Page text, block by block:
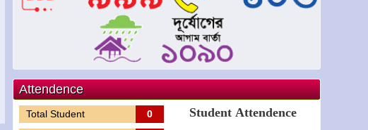
Attendence
Total Student 0